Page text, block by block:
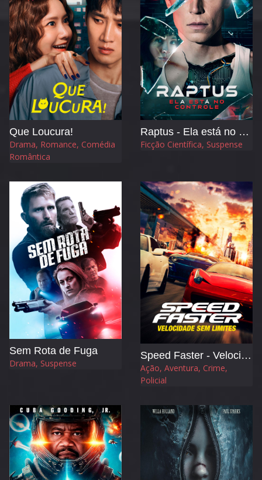
Que Loucura!
Drama, Romance, Comédia
Romântica
Raptus - Ela está no Controle
Ficção Científica, Suspense
Sem Rota de Fuga
Drama, Suspense
Speed Faster - Velocidade sem Limites
Ação, Aventura, Crime,
Policial